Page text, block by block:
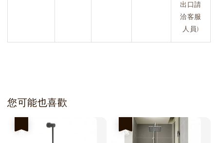
出口請
洽客服
人員)
您可能也喜歡